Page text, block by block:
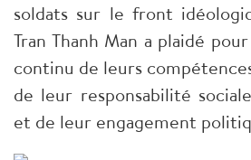
soldats sur le front
Tran Thanh Man a plaidé
continu de leurs
de leur responsabilité
et de leur engagement